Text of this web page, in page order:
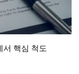
핵심 척도